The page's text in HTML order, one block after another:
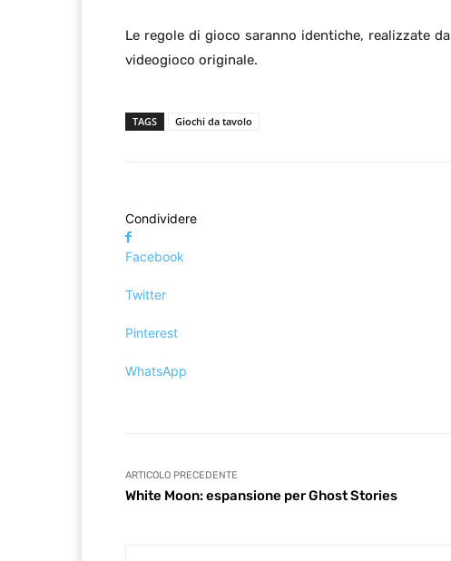
Le regole di gioco saranno identiche, realizzate da
videogioco originale.
TAGS Giochi da tavolo
Condividere
Facebook
Twitter
Pinterest
WhatsApp
ARTICOLO PRECEDENTE
White Moon: espansione per Ghost Stories